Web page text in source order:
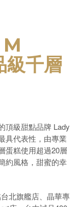
級千層
頂級甜點品牌 Lady
具代表性，由專業
蛋糕使用超過20層
約風格，甜蜜的幸
北旗艦店、晶華專